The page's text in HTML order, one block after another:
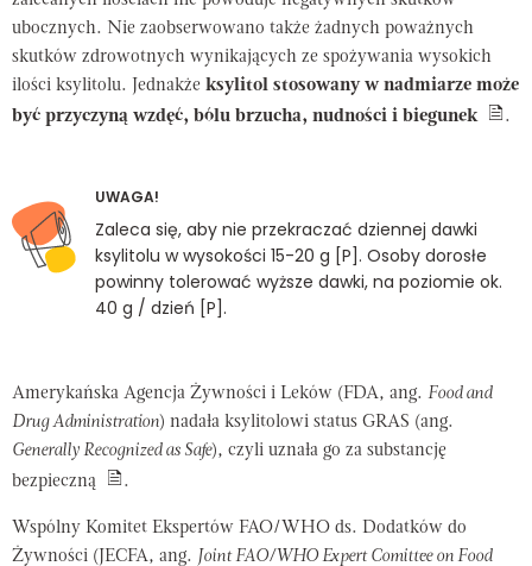
ubocznych. Nie zaobserwowano także żadnych poważnych
skutków zdrowotnych wynikających ze spożywania wysokich
ilości ksylitolu. Jednakże ksylitol stosowany w nadmiarze może
być przyczyną wzdęć, bólu brzucha, nudności i biegunek
.
UWAGA!
Zaleca się, aby nie przekraczać dziennej dawki
ksylitolu w wysokości 15-20 g [P]. Osoby dorosłe
powinny tolerować wyższe dawki, na poziomie ok.
40 g / dzień [P].
Amerykańska Agencja Żywności i Leków (FDA, ang. Food and
Drug Administration) nadała ksylitolowi status GRAS (ang.
Generally Recognized as Safe), czyli uznała go za substancję
bezpieczną
.
Wspólny Komitet Ekspertów FAO/WHO ds. Dodatków do
Żywności (JECFA, ang. Joint FAO/WHO Expert Comittee on Food